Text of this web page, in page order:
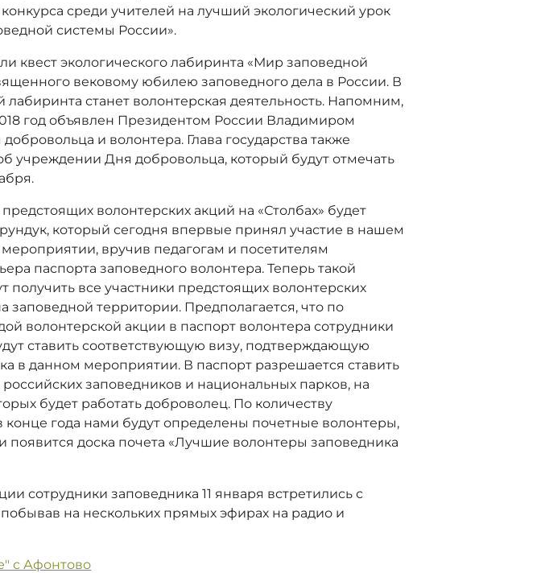
среди учителей на лучший экологический урок
системы России».
квест экологического лабиринта «Мир заповедной
вековому юбилею заповедного дела в России. В
лабиринта станет волонтерская деятельность. Напомним,
год объявлен Президентом России Владимиром
и волонтера. Глава государства также
учреждении Дня добровольца, который будут отмечать
волонтерских акций на «Столбах» будет
который сегодня впервые принял участие в нашем
вручив педагогам и посетителям
паспорта заповедного волонтера. Теперь такой
получить все участники предстоящих волонтерских
заповедной территории. Предполагается, что по
волонтерской акции в паспорт волонтера сотрудники
ставить соответствующую визу, подтверждающую
в данном мероприятии. В паспорт разрешается ставить
российских заповедников и национальных парков, на
будет работать доброволец. По количеству
конце года нами будут определены почетные волонтеры,
появится доска почета «Лучшие волонтеры заповедника
сотрудники заповедника 11 января встретились с
на нескольких прямых эфирах на радио и
с Афонтово